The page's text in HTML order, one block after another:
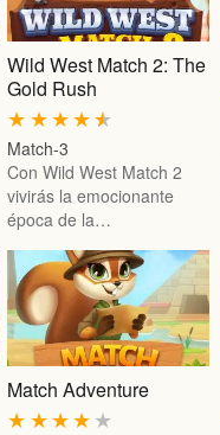
Wild West Match 2: The
Gold Rush
★
★
★
★
★
Match-3
Con Wild West Match 2
vivirás la emocionante
época de la…
Match Adventure
★
★
★
★
★